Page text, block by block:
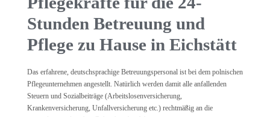
Stunden Betreuung und
Pflege zu Hause in Eichstätt
Das erfahrene, deutschsprachige Betreuungspersonal ist bei dem polnischen
Pflegeunternehmen angestellt. Natürlich werden damit alle anfallenden
Steuern und Sozialbeiträge (Arbeitslosenversicherung,
Krankenversicherung, Unfallversicherung etc.) rechtmäßig an die